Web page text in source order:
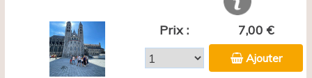
Prix : 7,00 €
Ajouter